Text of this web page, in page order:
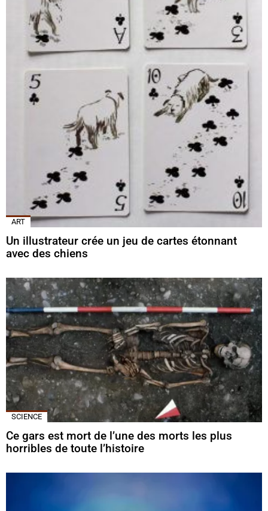
ART
Un illustrateur crée un jeu de cartes étonnant
avec des chiens
SCIENCE
Ce gars est mort de l’une des morts les plus
horribles de toute l’histoire